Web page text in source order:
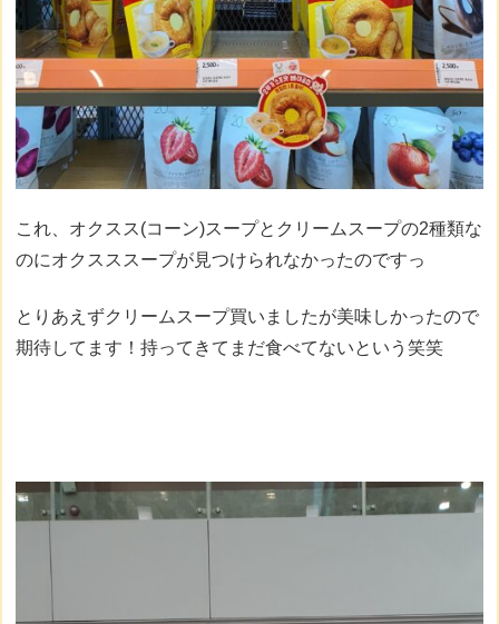
これ、オクスス(コーン)スープとクリームスープの2種類な
のにオクスススープが見つけられなかったのですっ
とりあえずクリームスープ買いましたが美味しかったので
期待してます！持ってきてまだ食べてないという笑笑